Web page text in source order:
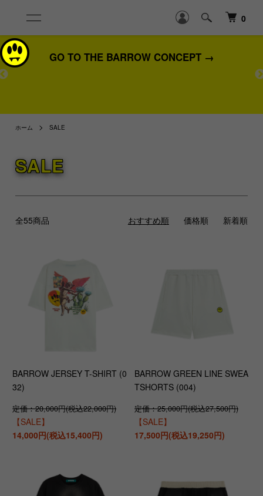
0
GO TO THE BARROW CONCEPT →
ホーム SALE
SALE
全55商品 おすすめ順 価格順 新着順
BARROW JERSEY T-SHIRT (0
32)
定価：20,000円(税込22,000円)
【SALE】
14,000円(税込15,400円)
BARROW GREEN LINE SWEA
TSHORTS (004)
定価：25,000円(税込27,500円)
【SALE】
17,500円(税込19,250円)